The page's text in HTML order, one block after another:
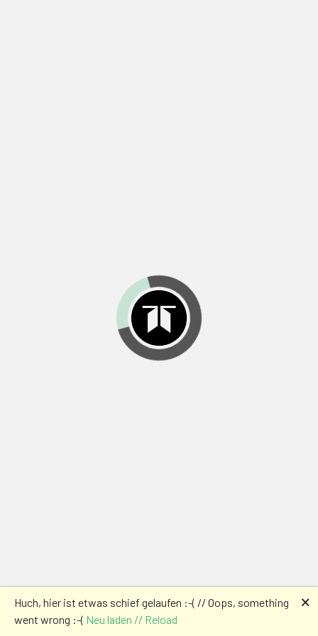
Huch, hier ist etwas schief gelaufen :-( // Oops, something
went wrong :-( Neu laden // Reload
🗙